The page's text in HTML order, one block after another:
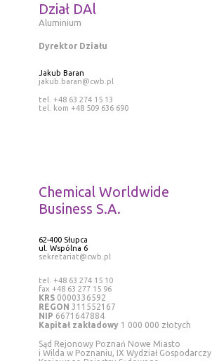
Dział DAl
Aluminium
Dyrektor Działu
Jakub Baran
jakub.baran@cwb.pl
tel. +48 63 274 15 13
tel. kom +48 509 636 690
Chemical Worldwide
Business S.A.
62-400 Słupca
ul. Wspólna 6
sekretariat@cwb.pl
tel. +48 63 274 15 10
fax +48 63 277 15 96
KRS0000336592
REGON 311552167
NIP 6671647884
Kapitał zakładowy1 000 000 złotych
Sąd Rejonowy Poznań Nowe Miasto
i Wilda w Poznaniu, IX Wydział Gospodarczy